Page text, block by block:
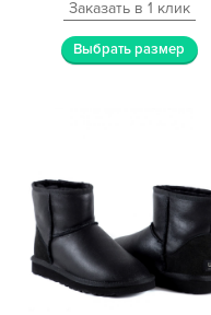
Заказать в 1 клик
Выбрать размер